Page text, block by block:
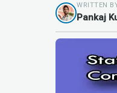
WRITTEN
Pankaj